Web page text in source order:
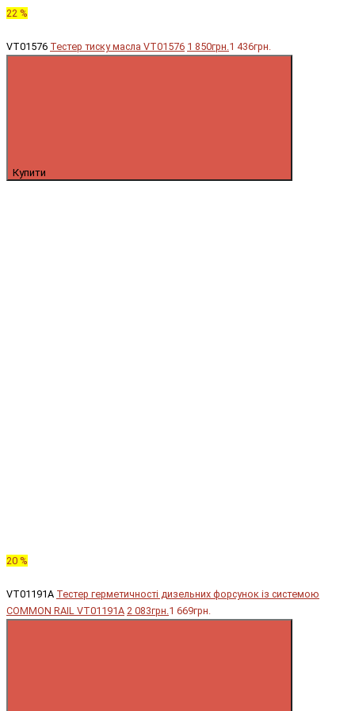
22 %
VT01576 Тестер тиску масла VT01576 1 850грн.1 436грн.
Купити
20 %
VT01191A Тестер герметичності дизельних форсунок із системою
COMMON RAIL VT01191A 2 083грн.1 669грн.